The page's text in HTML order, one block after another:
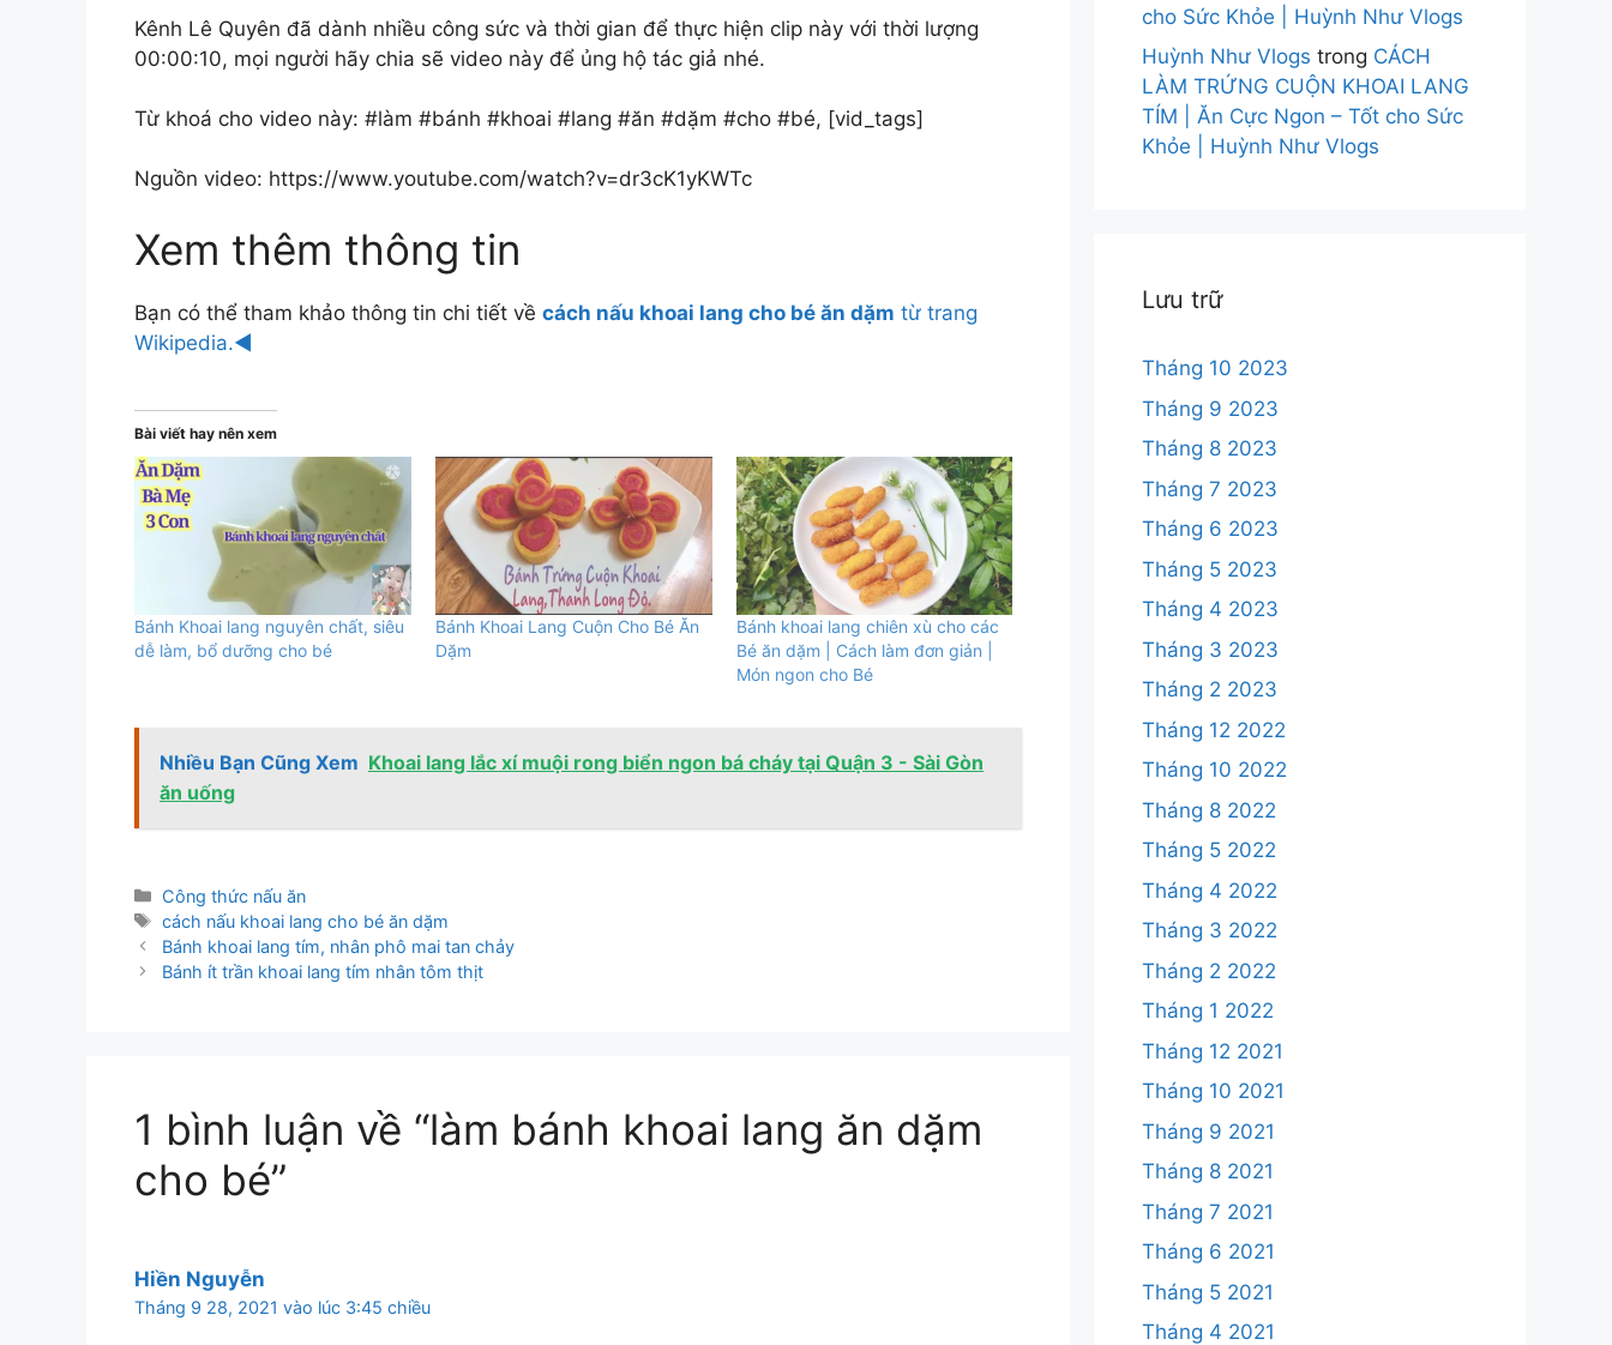
Kênh Lê Quyên đã dành nhiều công sức và thời gian để thực hiện clip này với thời lượng
00:00:10, mọi người hãy chia sẽ video này để ủng hộ tác giả nhé.
Từ khoá cho video này: #làm #bánh #khoai #lang #ăn #dặm #cho #bé, [vid_tags]
Nguồn video: https://www.youtube.com/watch?v=dr3cK1yKWTc
Xem thêm thông tin
Bạn có thể tham khảo thông tin chi tiết về cách nấu khoai lang cho bé ăn dặm từ trang
Wikipedia.◄
Bài viết hay nên xem
Bánh Khoai lang nguyên chất, siêu
dễ làm, bổ dưỡng cho bé
Bánh Khoai Lang Cuộn Cho Bé Ăn
Dặm
Bánh khoai lang chiên xù cho các
Bé ăn dặm | Cách làm đơn giản |
Món ngon cho Bé
Nhiều Bạn Cũng Xem Khoai lang lắc xí muội rong biển ngon bá cháy tại Quận 3 - Sài Gòn
ăn uống
Danh
mục
Công thức nấu ăn
Thẻ
cách nấu khoai lang cho bé ăn dặm
Bánh khoai lang tím, nhân phô mai tan chảy
Bánh ít trần khoai lang tím nhân tôm thịt
1 bình luận về “làm bánh khoai lang ăn dặm
cho bé”
Hiền Nguyễn
Tháng 9 28, 2021 vào lúc 3:45 chiều
cho Sức Khỏe | Huỳnh Như Vlogs
Huỳnh Như Vlogs trong CÁCH
LÀM TRỨNG CUỘN KHOAI LANG
TÍM | Ăn Cực Ngon – Tốt cho Sức
Khỏe | Huỳnh Như Vlogs
Lưu trữ
Tháng 10 2023
Tháng 9 2023
Tháng 8 2023
Tháng 7 2023
Tháng 6 2023
Tháng 5 2023
Tháng 4 2023
Tháng 3 2023
Tháng 2 2023
Tháng 12 2022
Tháng 10 2022
Tháng 8 2022
Tháng 5 2022
Tháng 4 2022
Tháng 3 2022
Tháng 2 2022
Tháng 1 2022
Tháng 12 2021
Tháng 10 2021
Tháng 9 2021
Tháng 8 2021
Tháng 7 2021
Tháng 6 2021
Tháng 5 2021
Tháng 4 2021